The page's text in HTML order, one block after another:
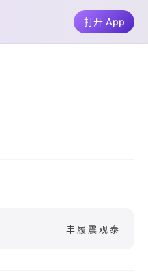
丰履震观泰
打开 App